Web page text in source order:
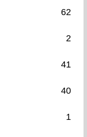
62
2
41
40
1